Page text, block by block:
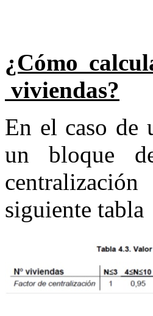
¿Cómo
viviendas?
En el caso
un bloque
siguiente